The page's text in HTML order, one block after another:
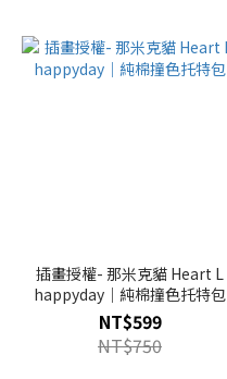
插畫授權- 那米克貓 Heart L
happyday｜純棉撞色托特包
NT$599
NT$750